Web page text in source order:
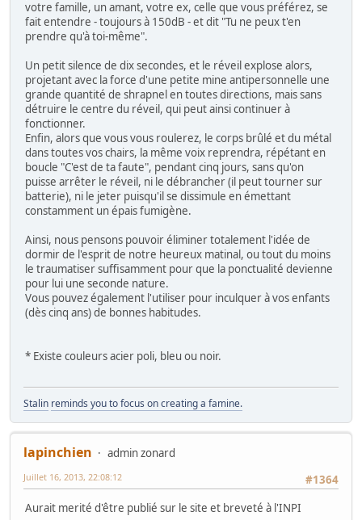
votre famille, un amant, votre ex, celle que vous préférez, se
fait entendre - toujours à 150dB - et dit "Tu ne peux t'en
prendre qu'à toi-même".
Un petit silence de dix secondes, et le réveil explose alors,
projetant avec la force d'une petite mine antipersonnelle une
grande quantité de shrapnel en toutes directions, mais sans
détruire le centre du réveil, qui peut ainsi continuer à
fonctionner.
Enfin, alors que vous vous roulerez, le corps brûlé et du métal
dans toutes vos chairs, la même voix reprendra, répétant en
boucle "C'est de ta faute", pendant cinq jours, sans qu'on
puisse arrêter le réveil, ni le débrancher (il peut tourner sur
batterie), ni le jeter puisqu'il se dissimule en émettant
constamment un épais fumigène.
Ainsi, nous pensons pouvoir éliminer totalement l'idée de
dormir de l'esprit de notre heureux matinal, ou tout du moins
le traumatiser suffisamment pour que la ponctualité devienne
pour lui une seconde nature.
Vous pouvez également l'utiliser pour inculquer à vos enfants
(dès cinq ans) de bonnes habitudes.
* Existe couleurs acier poli, bleu ou noir.
Stalin reminds you to focus on creating a famine.
lapinchien
admin zonard
#1364
Juillet 16, 2013, 22:08:12
Aurait merité d'être publié sur le site et breveté à l'INPI